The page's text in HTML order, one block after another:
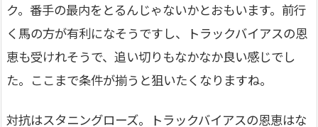
ク。番手の最内をとるんじゃないかとおもいます。前行
く馬の方が有利になそうですし、トラックバイアスの恩
恵も受けれそうで、追い切りもなかなか良い感じでし
た。ここまで条件が揃うと狙いたくなりますね。
対抗はスタニングローズ。トラックバイアスの恩恵はな